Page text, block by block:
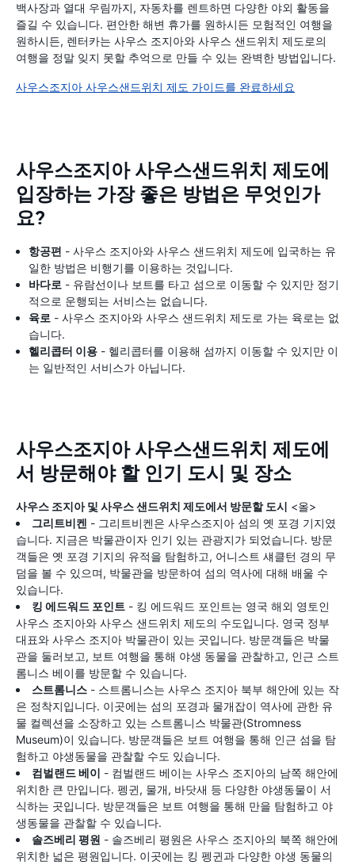
백사장과 열대 우림까지, 자동차를 렌트하면 다양한 야외 활동을
즐길 수 있습니다. 편안한 해변 휴가를 원하시든 모험적인 여행을
원하시든, 렌터카는 사우스 조지아와 사우스 샌드위치 제도로의
여행을 정말 잊지 못할 추억으로 만들 수 있는 완벽한 방법입니다.
사우스조지아 사우스샌드위치 제도 가이드를 완료하세요
사우스조지아 사우스샌드위치 제도에
입장하는 가장 좋은 방법은 무엇인가
요?
항공편 - 사우스 조지아와 사우스 샌드위치 제도에 입국하는 유
일한 방법은 비행기를 이용하는 것입니다.
바다로 - 유람선이나 보트를 타고 섬으로 이동할 수 있지만 정기
적으로 운행되는 서비스는 없습니다.
육로 - 사우스 조지아와 사우스 샌드위치 제도로 가는 육로는 없
습니다.
헬리콥터 이용 - 헬리콥터를 이용해 섬까지 이동할 수 있지만 이
는 일반적인 서비스가 아닙니다.
사우스조지아 사우스샌드위치 제도에
서 방문해야 할 인기 도시 및 장소
사우스 조지아 및 사우스 샌드위치 제도에서 방문할 도시 <올>
그리트비켄 - 그리트비켄은 사우스조지아 섬의 옛 포경 기지였
습니다. 지금은 박물관이자 인기 있는 관광지가 되었습니다. 방문
객들은 옛 포경 기지의 유적을 탐험하고, 어니스트 섀클턴 경의 무
덤을 볼 수 있으며, 박물관을 방문하여 섬의 역사에 대해 배울 수
있습니다.
킹 에드워드 포인트 - 킹 에드워드 포인트는 영국 해외 영토인
사우스 조지아와 사우스 샌드위치 제도의 수도입니다. 영국 정부
대표와 사우스 조지아 박물관이 있는 곳입니다. 방문객들은 박물
관을 둘러보고, 보트 여행을 통해 야생 동물을 관찰하고, 인근 스트
롬니스 베이를 방문할 수 있습니다.
스트롬니스 - 스트롬니스는 사우스 조지아 북부 해안에 있는 작
은 정착지입니다. 이곳에는 섬의 포경과 물개잡이 역사에 관한 유
물 컬렉션을 소장하고 있는 스트롬니스 박물관(Stromness
Museum)이 있습니다. 방문객들은 보트 여행을 통해 인근 섬을 탐
험하고 야생동물을 관찰할 수도 있습니다.
컴벌랜드 베이 - 컴벌랜드 베이는 사우스 조지아의 남쪽 해안에
위치한 큰 만입니다. 펭귄, 물개, 바닷새 등 다양한 야생동물이 서
식하는 곳입니다. 방문객들은 보트 여행을 통해 만을 탐험하고 야
생동물을 관찰할 수 있습니다.
솔즈베리 평원 - 솔즈베리 평원은 사우스 조지아의 북쪽 해안에
위치한 넓은 평원입니다. 이곳에는 킹 펭귄과 다양한 야생 동물의